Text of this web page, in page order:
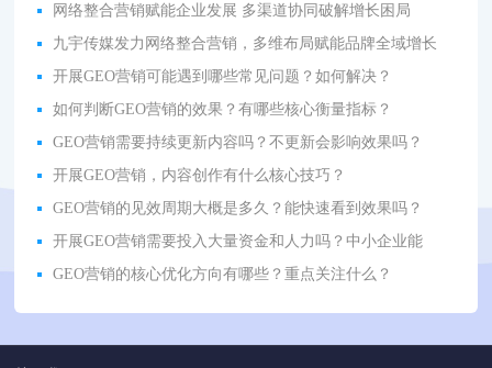
网络整合营销赋能企业发展 多渠道协同破解增长困局
九宇传媒发力网络整合营销，多维布局赋能品牌全域增长
开展GEO营销可能遇到哪些常见问题？如何解决？
如何判断GEO营销的效果？有哪些核心衡量指标？
GEO营销需要持续更新内容吗？不更新会影响效果吗？
开展GEO营销，内容创作有什么核心技巧？
GEO营销的见效周期大概是多久？能快速看到效果吗？
开展GEO营销需要投入大量资金和人力吗？中小企业能
GEO营销的核心优化方向有哪些？重点关注什么？